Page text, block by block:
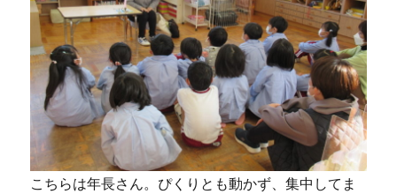
こちらは年長さん。ぴくりとも動かず、集中してま